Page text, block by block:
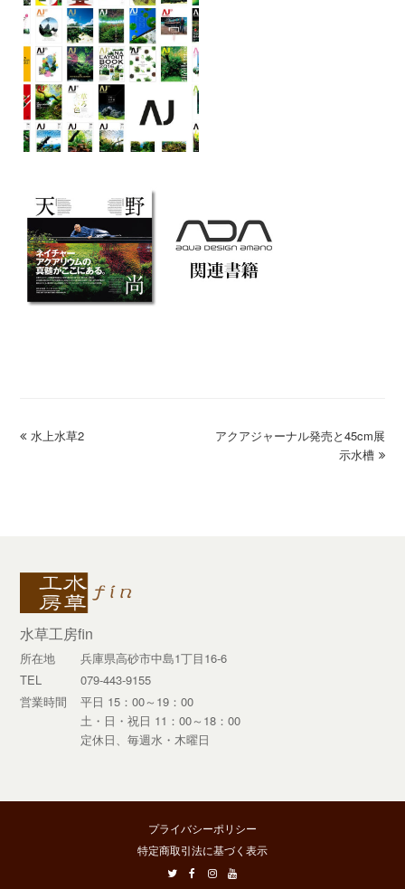
previous
水上水草2
next
アクアジャーナル発売と45cm展
示水槽
水草工房fin
所在地
兵庫県高砂市中島1丁目16-6
TEL
079-443-9155
営業時間
平日 15：00～19：00
土・日・祝日 11：00～18：00
定休日、毎週水・木曜日
プライバシーポリシー
特定商取引法に基づく表示
twitter facebookinstagram